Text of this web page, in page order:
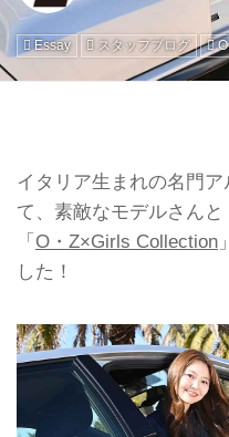
Essay スタッフブログ
イタリア生まれの名門
て、素敵なモデルさん
「O・Z×Girls Collection
した！